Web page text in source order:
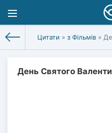
Цитати » з Фільмів »
День Святого